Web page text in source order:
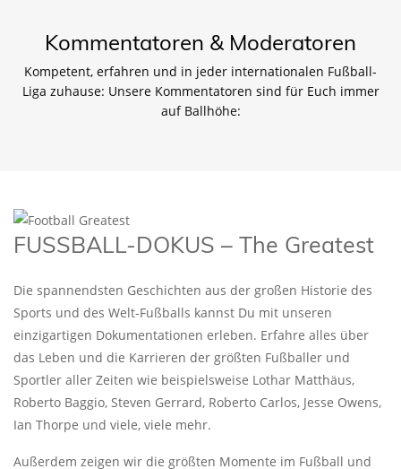
Kommentatoren & Moderatoren
Kompetent, erfahren und in jeder internationalen Fußball-
Liga zuhause: Unsere Kommentatoren sind für Euch immer
auf Ballhöhe:
FUSSBALL-DOKUS – The Greatest
Die spannendsten Geschichten aus der großen Historie des
Sports und des Welt-Fußballs kannst Du mit unseren
einzigartigen Dokumentationen erleben. Erfahre alles über
das Leben und die Karrieren der größten Fußballer und
Sportler aller Zeiten wie beispielsweise Lothar Matthäus,
Roberto Baggio, Steven Gerrard, Roberto Carlos, Jesse Owens,
Ian Thorpe und viele, viele mehr.
Außerdem zeigen wir die größten Momente im Fußball und